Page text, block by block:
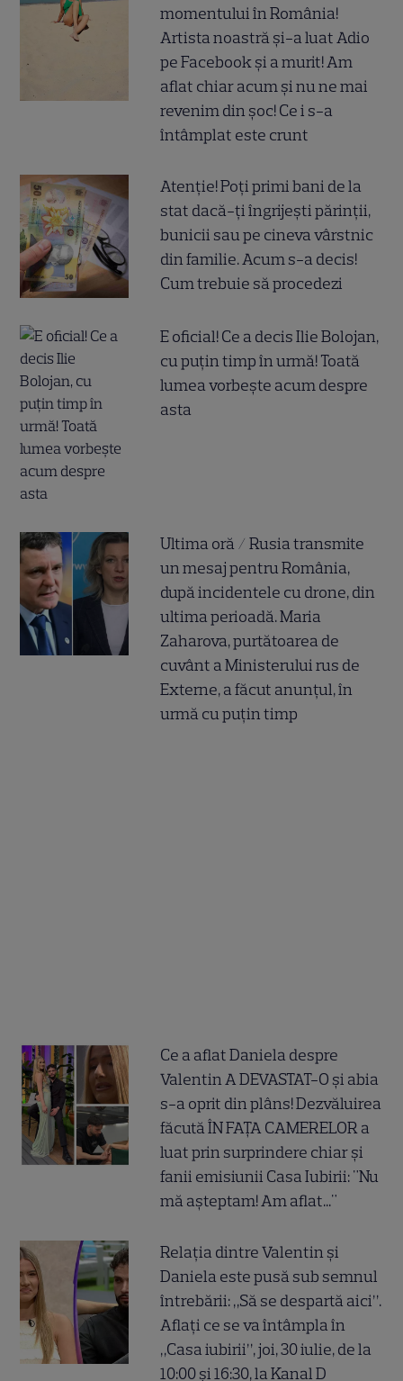
momentului în România!
Artista noastră și-a luat Adio
pe Facebook și a murit! Am
aflat chiar acum și nu ne mai
revenim din șoc! Ce i s-a
întâmplat este crunt
Atenție! Poți primi bani de la
stat dacă-ți îngrijești părinții,
bunicii sau pe cineva vârstnic
din familie. Acum s-a decis!
Cum trebuie să procedezi
E oficial! Ce a decis Ilie Bolojan,
cu puțin timp în urmă! Toată
lumea vorbește acum despre
asta
Ultima oră / Rusia transmite
un mesaj pentru România,
după incidentele cu drone, din
ultima perioadă. Maria
Zaharova, purtătoarea de
cuvânt a Ministerului rus de
Externe, a făcut anunțul, în
urmă cu puțin timp
Ce a aflat Daniela despre
Valentin A DEVASTAT-O și abia
s-a oprit din plâns! Dezvăluirea
făcută ÎN FAȚA CAMERELOR a
luat prin surprindere chiar și
fanii emisiunii Casa Iubirii: "Nu
mă așteptam! Am aflat..."
Relația dintre Valentin și
Daniela este pusă sub semnul
întrebării: „Să se despartă aici”.
Aflați ce se va întâmpla în
„Casa iubirii”, joi, 30 iulie, de la
10:00 și 16:30, la Kanal D